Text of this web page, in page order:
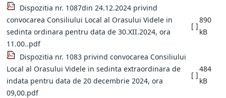
Dispozitia nr. 1087din 24.12.2024 privind
convocarea Consiliului Local al Orasului Videle in
sedinta ordinara pentru data de 30.XII.2024, ora
11.00..pdf
[ ]
890
kB
Dispozitia nr. 1083 privind convocarea Consiliului
Local al Orasului Videle in sedinta extraordinara de
indata pentru data de 20 decembrie 2024, ora
09,00.pdf
[ ]
484
kB